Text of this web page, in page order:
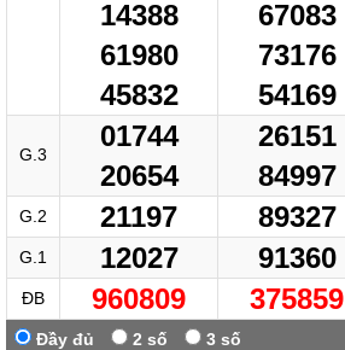
14388
61980
45832
67083
73176
54169
G.3
01744
20654
26151
84997
G.2 21197 89327
G.1 12027 91360
ĐB 960809 375859
Đầy đủ 2 số 3 số